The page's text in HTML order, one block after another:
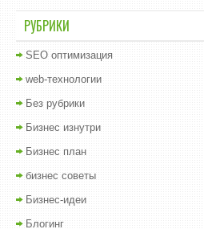
РУБРИКИ
SEO оптимизация
web-технологии
Без рубрики
Бизнес изнутри
Бизнес план
бизнес советы
Бизнес-идеи
Блогинг